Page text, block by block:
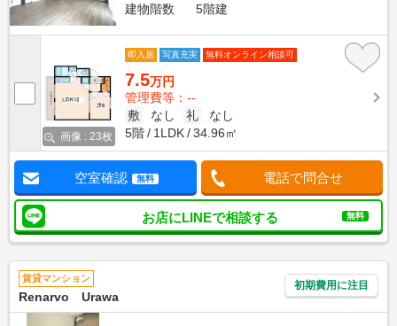
建物階数
5階建
画像 : 23枚
即入居 写真充実 無料オンライン相談可
7.5万円
管理費等：--
敷
なし 礼
なし
5階
1LDK 34.96㎡
空室確認 無料 電話で問合せ
お店にLINEで相談する 無料
賃貸マンション
Renarvo Urawa
初期費用に注目